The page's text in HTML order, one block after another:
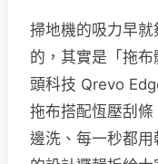
掃地機的吸力早
的，其實是「拖
頭科技 Qrevo
拖布搭配恆壓刮
邊洗、每一秒都